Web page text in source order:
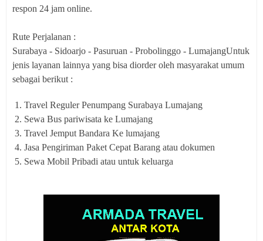
respon 24 jam online.
Rute Perjalanan :
Surabaya - Sidoarjo - Pasuruan - Probolinggo - LumajangUntuk
jenis layanan lainnya yang bisa diorder oleh masyarakat umum
sebagai berikut :
Travel Reguler Penumpang Surabaya Lumajang
Sewa Bus pariwisata ke Lumajang
Travel Jemput Bandara Ke lumajang
Jasa Pengiriman Paket Cepat Barang atau dokumen
Sewa Mobil Pribadi atau untuk keluarga